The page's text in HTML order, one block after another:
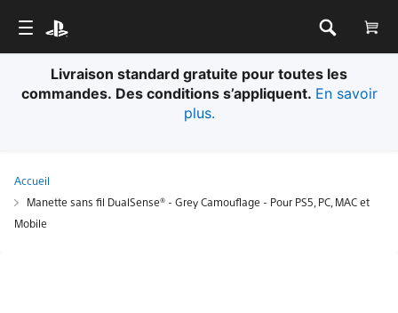
Livraison standard gratuite pour toutes les
commandes. Des conditions s’appliquent. En savoir
plus.
Accueil
Manette sans fil DualSense® - Grey Camouflage - Pour PS5, PC, MAC et
Mobile